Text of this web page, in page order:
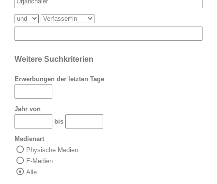
Weitere Suchkriterien
Erwerbungen der letzten Tage
Jahr von
bis
Medienart
Physische Medien
E-Medien
Alle